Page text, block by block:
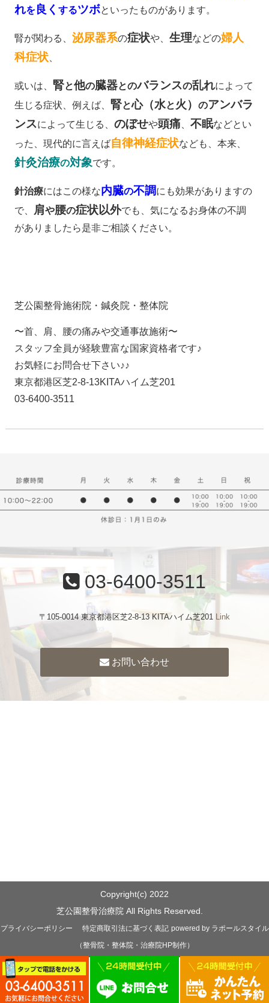
れを良く するツボといったものがあります。
腎が関わる、 泌尿器系の症状や、 生理などの婦人
科症状、
或いは、 腎と他の臓器とのバランスの乱れによって
生じる症状、例えば、 腎と心（水と 火） のアンバラ
ンスによって生じる、 のぼせや頭痛 不眠などとい
った、現代的に言えば自律神経症状なども、本来、
針灸治療の対象です。
針治療にはこの様な内臓の不調にも効果がありますの
で、
肩や腰の症状以外でも、気になるお身体の不調
がありましたら是非ご相談ください。
芝公園整骨施術院・鍼灸院・整体院
〜首、肩、腰の痛みや交通事故施術〜
スタッフ全員が経験豊富な国家資格者です♪
お気軽にお問合せ下さい♪♪
東京都港区芝2-8-13KITAハイム芝201
03-6400-3511
03-6400-3511
〒105-0014 東京都港区芝2-8-13 KITAハイム芝201 Link
お問い合わせ
Copyright(c) 2022
芝公園整骨治療院 All Rights Reserved.
プライバシーポリシー 特定商取引法に基づく表記 powered by ラポールスタイル
（整骨院・整体院・治療院HP制作）